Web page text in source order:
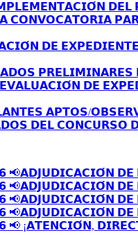
𝗗𝗘𝗟
𝗖𝗢𝗡𝗩𝗢𝗖𝗔𝗧𝗢𝗥𝗜𝗔
𝗗𝗘
𝗗𝗘
𝗔𝗣𝗧𝗢𝗦/
𝗗𝗘𝗟 𝗖𝗢𝗡𝗖𝗨𝗥𝗦𝗢
📢𝗔𝗗𝗝𝗨𝗗𝗜𝗖𝗔𝗖𝗜𝗢́𝗡
📢𝗔𝗗𝗝𝗨𝗗𝗜𝗖𝗔𝗖𝗜𝗢́𝗡
📢𝗔𝗗𝗝𝗨𝗗𝗜𝗖𝗔𝗖𝗜𝗢́𝗡
📢𝗔𝗗𝗝𝗨𝗗𝗜𝗖𝗔𝗖𝗜𝗢́𝗡
📢 ¡𝗔𝗧𝗘𝗡𝗖𝗜𝗢́𝗡,